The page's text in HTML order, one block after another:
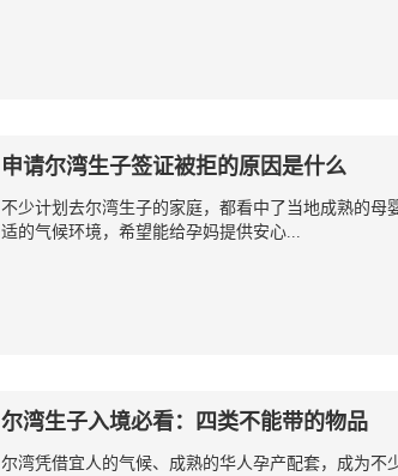
申请尔湾生子签证被拒的原因是什么
不少计划去尔湾生子的家庭，都看中了当地成熟的母
适的气候环境，希望能给孕妈提供安心...
尔湾生子入境必看：四类不能带的物品
尔湾凭借宜人的气候、成熟的华人孕产配套，成为不